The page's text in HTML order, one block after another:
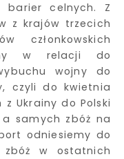
barier celnych. Z
z krajów trzecich
członkowskich
w relacji do
wojny do
czyli do kwietnia
Ukrainy do Polski
samych zbóż na
odniesiemy do
zbóż w ostatnich